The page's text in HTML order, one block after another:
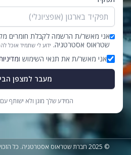
אני מאשר/ת הרשמה לקבלת חומרים
שטראוס אסטרטגיה. ידוע לי שתמיד אוכל
אני מאשר/ת את תנאי השימוש ו
מעבר למצפן
המידע שלך מוגן ולא ישותף
© 2025 חברת שטראוס אסטרטגיה. כל הזכויות שמורות |